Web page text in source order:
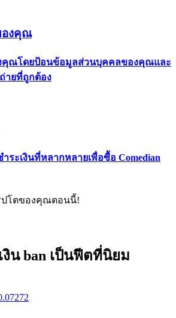
ย
งคุณ
คุณโดยป้อนข้อมูลส่วนบุคคลของคุณและ
ายที่ถูกต้อง
ระเงินที่หลากหลายเพื่อซื้อ Comedian
ปโตของคุณตอนนี้!
น ban เป็นฟีตที่นิยม